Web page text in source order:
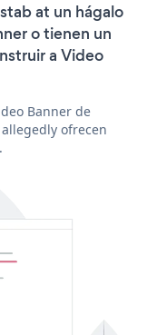
at un hágalo
o tienen un
a Video
Banner de
ofrecen